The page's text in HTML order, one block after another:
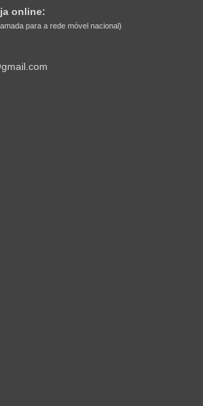
online:
para a rede móvel nacional)